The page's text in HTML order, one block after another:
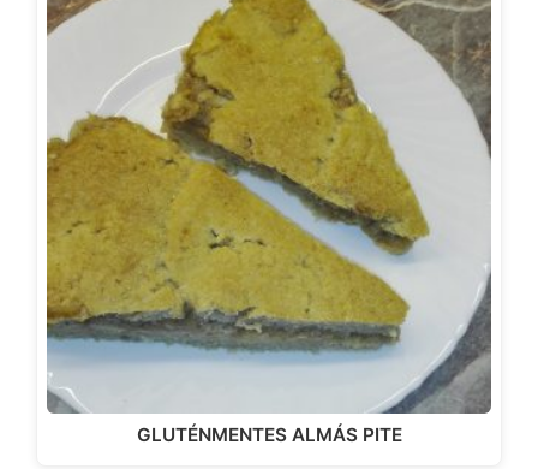
GLUTÉNMENTES ALMÁS PITE